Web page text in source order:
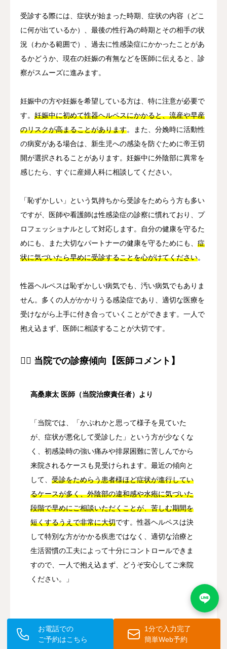
受診する際には、症状が始まった時期、症状の内容（どこ
に何が出ているか）、最後の性行為の時期とその相手の状
況（わかる範囲で）、過去に性感染症にかかったことがあ
るかどうか、現在の妊娠の有無などを医師に伝えると、診
察がスムーズに進みます。
妊娠中の方や妊娠を希望している方は、特に注意が必要で
す。 妊娠中に初めて性器ヘルペスにかかると、流産や早産
のリスクが高まることがあります。また、分娩時に活動性
の病変がある場合は、新生児への感染を防ぐために帝王切
開が選択されることがあります。妊娠中に外陰部に異常を
感じたら、すぐに産婦人科に相談してください。
「恥ずかしい」という気持ちから受診をためらう方も多い
ですが、医師や看護師は性感染症の診察に慣れており、プ
ロフェッショナルとして対応します。自分の健康を守るた
めにも、また大切なパートナーの健康を守るためにも、 症
状に気づいたら早めに受診することを心がけてください。
性器ヘルペスは恥ずかしい病気でも、汚い病気でもありま
せん。多くの人がかかりうる感染症であり、適切な医療を
受けながら上手に付き合っていくことができます。一人で
抱え込まず、医師に相談することが大切です。
👨‍⚕️ 当院での診療傾向【医師コメント】
高桑康太 医師（当院治療責任者）より
「当院では、「かぶれかと思って様子を見ていた
が、症状が悪化して受診した」という方が少なくな
く、初感染時の強い痛みや排尿困難に苦しんでから
来院されるケースも見受けられます。最近の傾向と
して、 受診をためらう患者様ほど症状が進行してい
るケースが多く、外陰部の違和感や水疱に気づいた
段階で早めにご相談いただくことが、苦しむ期間を
短くするうえで非常に大切です。性器ヘルペスは決
して特別な方がかかる疾患ではなく、適切な治療と
生活習慣の工夫によって十分にコントロールできま
すので、一人で抱え込まず、どうぞ安心してご来院
ください。」
💪 よくある質問
お電話での
ご予約はこちら
1分で入力完了
簡単Web予約